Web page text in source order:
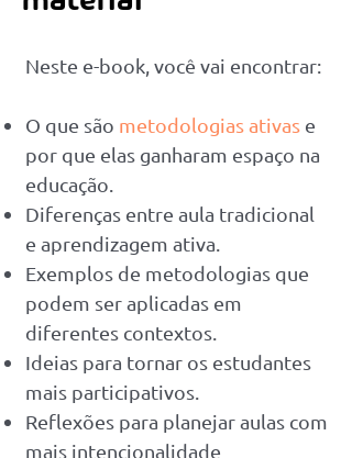
Neste e-book, você vai encontrar:
O que são metodologias ativas e
por que elas ganharam espaço na
educação.
Diferenças entre aula tradicional
e aprendizagem ativa.
Exemplos de metodologias que
podem ser aplicadas em
diferentes contextos.
Ideias para tornar os estudantes
mais participativos.
Reflexões para planejar aulas com
mais intencionalidade